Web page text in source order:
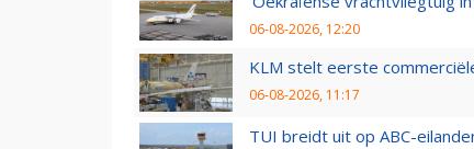
06-08-2026, 12:20
KLM stelt eerste
06-08-2026, 11:17
TUI breidt uit op ABC-